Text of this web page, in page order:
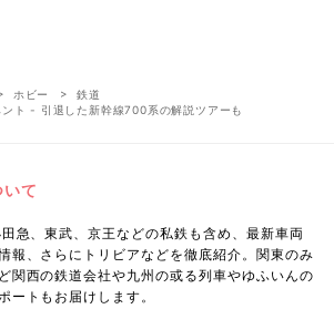
ホビー
鉄道
ント - 引退した新幹線700系の解説ツアーも
て
急、東武、京王などの私鉄も含め、最新車両
報、さらにトリビアなどを徹底紹介。関東のみ
関西の鉄道会社や九州の或る列車やゆふいんの
ートもお届けします。